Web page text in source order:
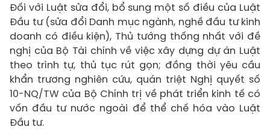
Đối với Luật sửa đổi, bổ sung một số điều của Luật
Đầu tư (sửa đổi Danh mục ngành, nghề đầu tư kinh
doanh có điều kiện), Thủ tướng thống nhất với đề
nghị của Bộ Tài chính về việc xây dựng dự án Luật
theo trình tự, thủ tục rút gọn; đồng thời yêu cầu
khẩn trương nghiên cứu, quán triệt Nghị quyết số
10-NQ/TW của Bộ Chính trị về phát triển kinh tế có
vốn đầu tư nước ngoài để thể chế hóa vào Luật
Đầu tư.